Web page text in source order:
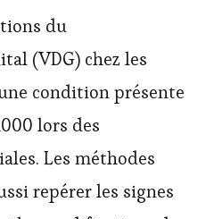
du
(VDG) chez les
condition présente
lors des
Les méthodes
repérer les signes